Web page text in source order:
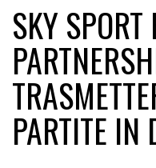
SKY SPORT
PARTITE IN